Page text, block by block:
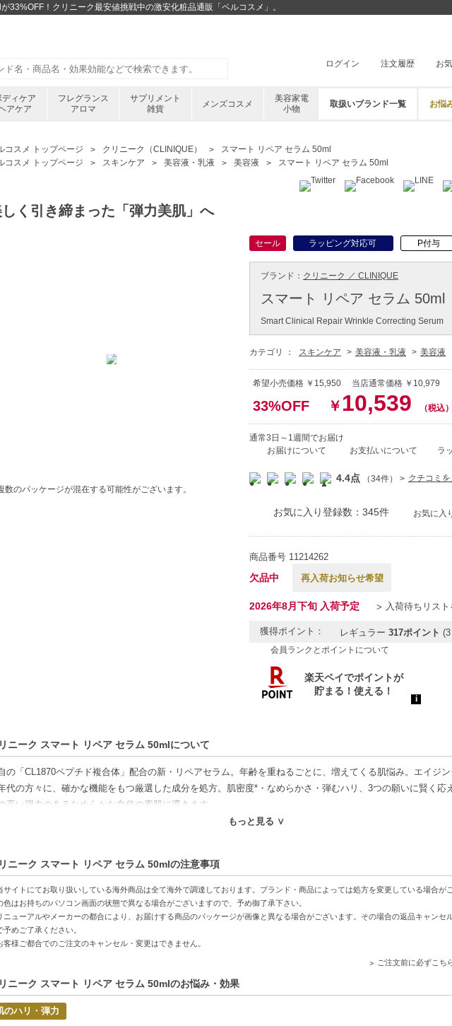
33%OFF！クリニーク最安値挑戦中の激安化粧品通販「ベルコスメ」。
ログイン 注文履歴 お
ディケア
アケア
フレグランス
アロマ
サプリメント
雑貨
メンズコスメ
美容家電
小物
取扱いブランド一覧 お悩
コスメ トップページ クリニーク（CLINIQUE）
スマート リペア セラム 50ml
コスメ トップページ
スキンケア 美容液・乳液 美容液 スマート リペア セラム 50ml
しく引き締まった「弾力美肌」へ
数のパッケージが混在する可能性がございます。
セール ラッピング対応可 P付与
ブランド： クリニーク ／ CLINIQUE
スマート リペア セラム 50ml
Smart Clinical Repair Wrinkle Correcting Serum
カテゴリ ： スキンケア 美容液・乳液 美容液
希望小売価格 ￥15,950 当店通常価格 ￥10,979
33%OFF ￥ 10,539 （税込）
通常3日～1週間でお届け
お届けについて
お支払いについて ラ
4.4点 （34件） クチコミを
お気に入り登録数：345件 お気に入
商品番号 11214262
欠品中 再入荷お知らせ希望
2026年8月下旬 入荷予定 入荷待ちリスト
獲得ポイント： レギュラー 317ポイント
会員ランクとポイントについて
ニーク スマート リペア セラム 50mlについて
の「CL1870ペプチド複合体」配合の新・リペアセラム。年齢を重ねるごとに、増えてくる肌悩み。エイジ
代の方々に、確かな機能をもつ厳選した成分を処方。肌密度*・なめらかさ・弾むハリ、3つの願いに賢く応
高い弾力のあるなめらかな自信の素肌に導きます
品の特徴】
成分配合-CL1870ペプチド複合体が、たるみやハリ不足をカバー。
度向上-使い続けることで、なめらかな弾力のある肌に導きます。
感アップ-軽やかなテクスチャーが、肌のキメを整え、明るさを引き出します。
こんな方へおすすめ】
かりとしたハリ感と柔らかな肌を求める方
UPC:0192333101681】
もっと見る ∨
ニーク スマート リペア セラム 50mlの注意事項
イトにてお取り扱いしている海外商品は全て海外で調達しております。ブランド・商品によっては処方を変更している場合が
色はお持ちのパソコン画面の状態で異なる場合がございますので、予め御了承下さい。
ューアルやメーカーの都合により、お届けする商品のパッケージが画像と異なる場合がございます。その場合の返品キャンセ
予めご了承ください。
様ご都合でのご注文のキャンセル・変更はできません。
ご注文前に必ずこち
ニーク スマート リペア セラム 50mlのお悩み・効果
のハリ・弾力